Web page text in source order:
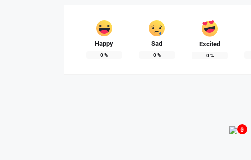
Happy
0%
Sad
0%
Excited
0%
0